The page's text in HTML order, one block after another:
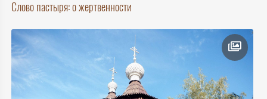
Слово пастыря: о жертвенности